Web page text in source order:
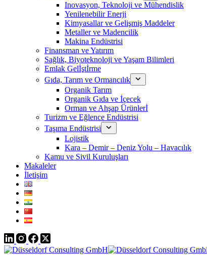
Inovasyon, Teknoloji ve Mühendislik
Yenilenebilir Enerji
Kimyasallar ve Gelişmiş Maddeler
Metaller ve Madencilik
Makina Endüstrisi
Finansman ve Yatırım
Sağlık, Biyoteknoloji ve Yaşam Bilimleri
Emlak Gelİştİrme
Gıda, Tarım ve Ormancılık
Organik Tarım
Organik Gıda ve İçecek
Orman ve Ahşap Ürünlerİ
Turizm ve Eğlence Endüstrisi
Taşıma Endüstrisi
Lojistik
Kara – Demir – Deniz Yolu – Havacılık
Kamu ve Sivil Kuruluşları
Makaleler
İletişim